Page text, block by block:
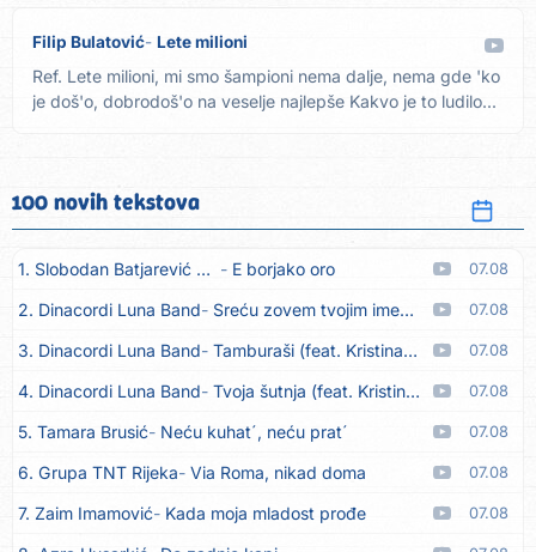
Filip Bulatović Lete milioni
Ref. Lete milioni, mi smo šampioni nema dalje, nema gde 'ko
je doš'o, dobrodoš'o na veselje najlepše Kakvo je to ludilo...
100 novih tekstova
1. Slobodan Batjarević Čobe E borjako oro 07.08
2. Dinacordi Luna Band Sreću zovem tvojim imenom (feat. Kristina Smetko) 07.08
3. Dinacordi Luna Band Tamburaši (feat. Kristina Smetko) 07.08
4. Dinacordi Luna Band Tvoja šutnja (feat. Kristina Smetko) 07.08
5. Tamara Brusić Neću kuhat´, neću prat´ 07.08
6. Grupa TNT Rijeka Via Roma, nikad doma 07.08
7. Zaim Imamović Kada moja mladost prođe 07.08